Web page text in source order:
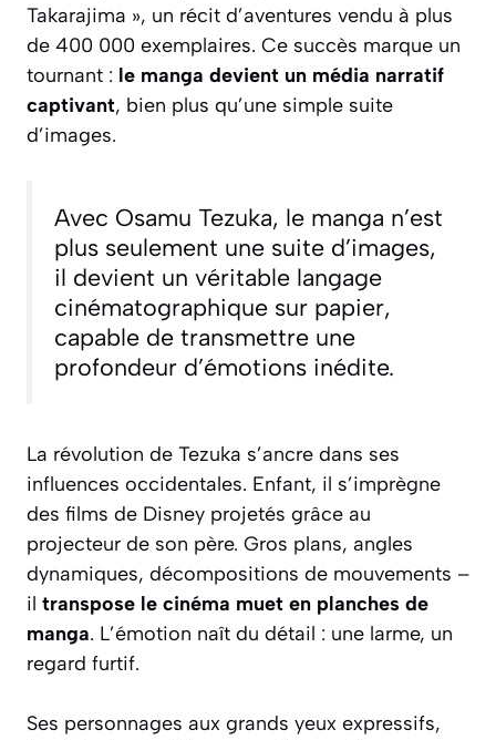
Takarajima », un récit d’aventures vendu à plus
de 400 000 exemplaires. Ce succès marque un
tournant : le manga devient un média narratif
captivant, bien plus qu’une simple suite
d’images.
Avec Osamu Tezuka, le manga n’est
plus seulement une suite d’images,
il devient un véritable langage
cinématographique sur papier,
capable de transmettre une
profondeur d’émotions inédite.
La révolution de Tezuka s’ancre dans ses
influences occidentales. Enfant, il s’imprègne
des films de Disney projetés grâce au
projecteur de son père. Gros plans, angles
dynamiques, décompositions de mouvements –
il transpose le cinéma muet en planches de
manga. L’émotion naît du détail : une larme, un
regard furtif.
Ses personnages aux grands yeux expressifs,